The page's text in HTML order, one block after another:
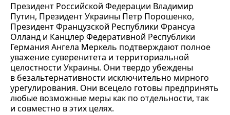
Президент Российской Федерации Владимир
Путин, Президент Украины Петр Порошенко,
Президент Французской Республики Франсуа
Олланд и Канцлер Федеративной Республики
Германия Ангела Меркель подтверждают полное
уважение суверенитета и территориальной
целостности Украины. Они твердо убеждены
в безальтернативности исключительно мирного
урегулирования. Они всецело готовы предпринять
любые возможные меры как по отдельности, так
и совместно в этих целях.